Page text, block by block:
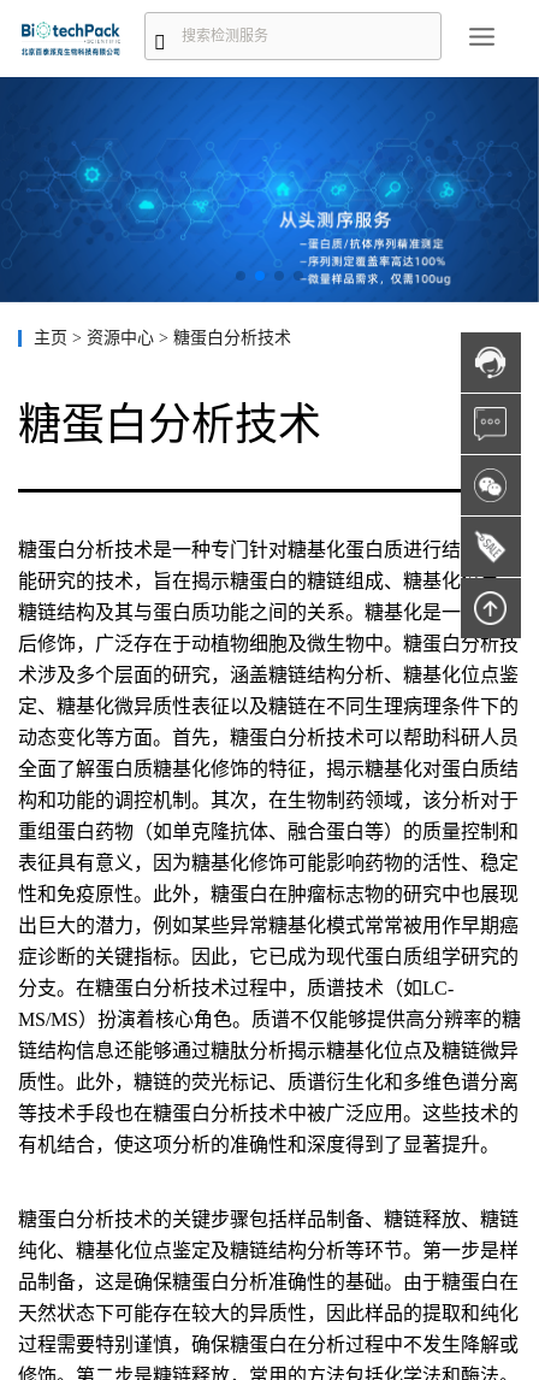
主页 > 资源中心 > 糖蛋白分析技术
糖蛋白分析技术
糖蛋白分析技术是一种专门针对糖基化蛋白质进行结构和功
能研究的技术，旨在揭示糖蛋白的糖链组成、糖基化位点、
糖链结构及其与蛋白质功能之间的关系。糖基化是一种翻译
后修饰，广泛存在于动植物细胞及微生物中。糖蛋白分析技
术涉及多个层面的研究，涵盖糖链结构分析、糖基化位点鉴
定、糖基化微异质性表征以及糖链在不同生理病理条件下的
动态变化等方面。首先，糖蛋白分析技术可以帮助科研人员
全面了解蛋白质糖基化修饰的特征，揭示糖基化对蛋白质结
构和功能的调控机制。其次，在生物制药领域，该分析对于
重组蛋白药物（如单克隆抗体、融合蛋白等）的质量控制和
表征具有意义，因为糖基化修饰可能影响药物的活性、稳定
性和免疫原性。此外，糖蛋白在肿瘤标志物的研究中也展现
出巨大的潜力，例如某些异常糖基化模式常常被用作早期癌
症诊断的关键指标。因此，它已成为现代蛋白质组学研究的
分支。在糖蛋白分析技术过程中，质谱技术（如LC-
MS/MS）扮演着核心角色。质谱不仅能够提供高分辨率的糖
链结构信息还能够通过糖肽分析揭示糖基化位点及糖链微异
质性。此外，糖链的荧光标记、质谱衍生化和多维色谱分离
等技术手段也在糖蛋白分析技术中被广泛应用。这些技术的
有机结合，使这项分析的准确性和深度得到了显著提升。
糖蛋白分析技术的关键步骤包括样品制备、糖链释放、糖链
纯化、糖基化位点鉴定及糖链结构分析等环节。第一步是样
品制备，这是确保糖蛋白分析准确性的基础。由于糖蛋白在
天然状态下可能存在较大的异质性，因此样品的提取和纯化
过程需要特别谨慎，确保糖蛋白在分析过程中不发生降解或
修饰。第二步是糖链释放，常用的方法包括化学法和酶法。